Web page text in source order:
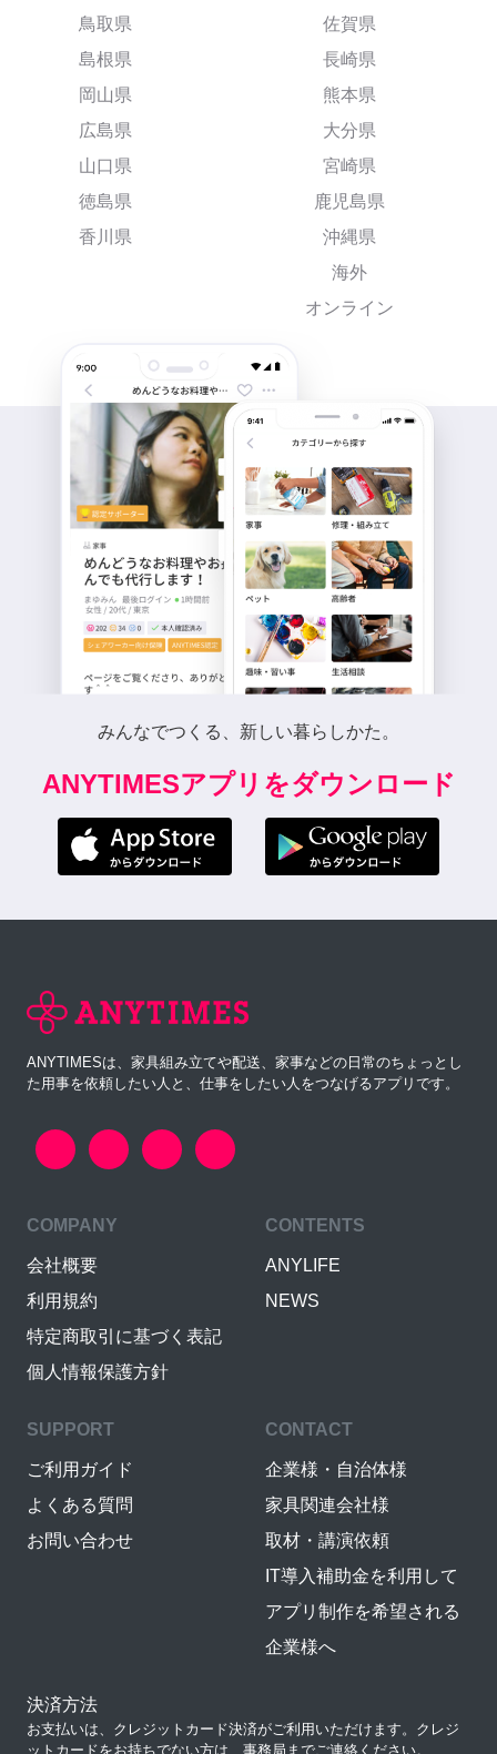
鳥取県
島根県
岡山県
広島県
山口県
徳島県
香川県
佐賀県
長崎県
熊本県
大分県
宮崎県
鹿児島県
沖縄県
海外
オンライン
みんなでつくる、新しい暮らしかた。
ANYTIMESアプリをダウンロード
ANYTIMESは、家具組み立てや配送、家事などの日常のちょっとし
た用事を依頼したい人と、仕事をしたい人をつなげるアプリです。
COMPANY
会社概要
利用規約
特定商取引に基づく表記
個人情報保護方針
CONTENTS
ANYLIFE
NEWS
SUPPORT
ご利用ガイド
よくある質問
お問い合わせ
CONTACT
企業様・自治体様
家具関連会社様
取材・講演依頼
IT導入補助金を利用して
アプリ制作を希望される
企業様へ
決済方法
お支払いは、クレジットカード決済がご利用いただけます。クレジ
ットカードをお持ちでない方は、事務局までご連絡ください。